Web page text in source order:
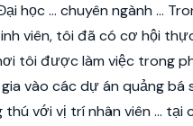
học ... chuyên ngành ...
viên, tôi đã có cơ hội
tôi được làm việc trong
vào các dự án quảng bá
với vị trí nhân viên ... tại